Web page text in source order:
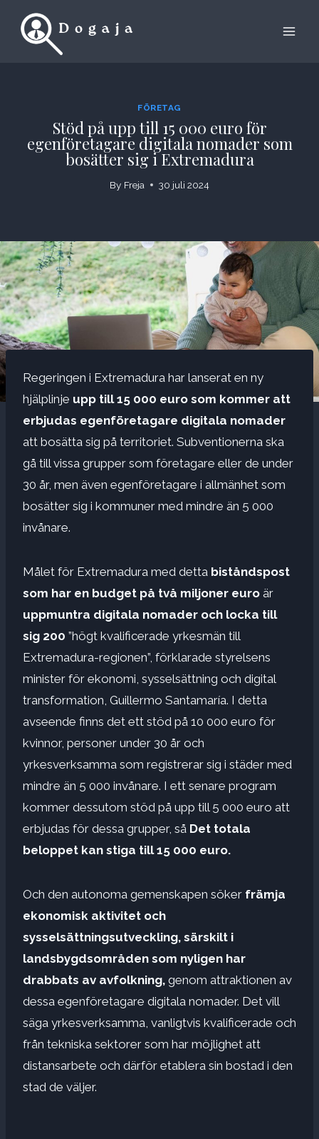
FÖRETAG
Stöd på upp till 15 000 euro för
egenföretagare digitala nomader som
bosätter sig i Extremadura
By Freja 30 juli 2024
Regeringen i Extremadura har lanserat en ny
hjälplinje upp till 15 000 euro som kommer att
erbjudas egenföretagare digitala nomader
att bosätta sig på territoriet. Subventionerna ska
gå till vissa grupper som företagare eller de under
30 år, men även egenföretagare i allmänhet som
bosätter sig i kommuner med mindre än 5 000
invånare.
Målet för Extremadura med detta biståndspost
som har en budget på två miljoner euro är
uppmuntra digitala nomader och locka till
sig 200 ”högt kvalificerade yrkesmän till
Extremadura-regionen”, förklarade styrelsens
minister för ekonomi, sysselsättning och digital
transformation, Guillermo Santamaría. I detta
avseende finns det ett stöd på 10 000 euro för
kvinnor, personer under 30 år och
yrkesverksamma som registrerar sig i städer med
mindre än 5 000 invånare. I ett senare program
kommer dessutom stöd på upp till 5 000 euro att
erbjudas för dessa grupper, så Det totala
beloppet kan stiga till 15 000 euro.
Och den autonoma gemenskapen söker främja
ekonomisk aktivitet och
sysselsättningsutveckling, särskilt i
landsbygdsområden som nyligen har
drabbats av avfolkning, genom attraktionen av
dessa egenföretagare digitala nomader. Det vill
säga yrkesverksamma, vanligtvis kvalificerade och
från tekniska sektorer som har möjlighet att
distansarbete och därför etablera sin bostad i den
stad de väljer.